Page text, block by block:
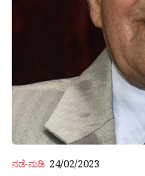
ನಡೆ-ನುಡಿ 24/02/2023